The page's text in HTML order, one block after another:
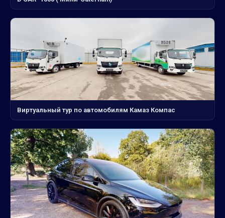
Виртуальный тур по автомобилям Камаз Компас